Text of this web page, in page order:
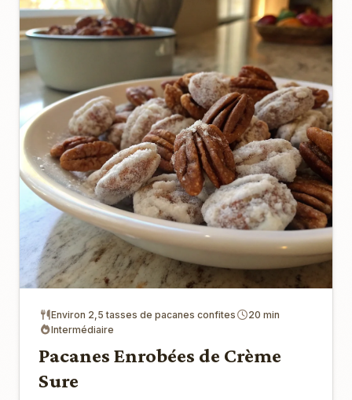
Environ 2,5 tasses de pacanes confites
20 min
Intermédiaire
Pacanes Enrobées de Crème
Sure